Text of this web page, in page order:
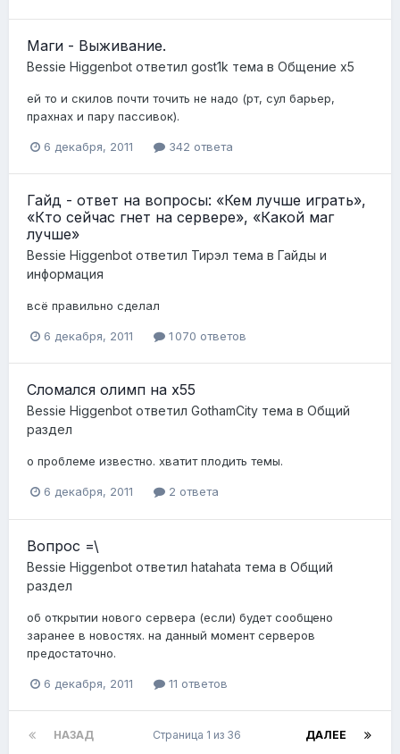
Маги - Выживание.
Bessie Higgenbot ответил gost1k тема в Общение x5
ей то и скилов почти точить не надо (рт, сул барьер,
прахнах и пару пассивок).
6 декабря, 2011 342 ответа
Гайд - ответ на вопросы: «Кем лучше играть»,
«Кто сейчас гнет на сервере», «Какой маг
лучше»
Bessie Higgenbot ответил Тирэл тема в Гайды и
информация
всё правильно сделал
6 декабря, 2011 1 070 ответов
Сломался олимп на х55
Bessie Higgenbot ответил GothamCity тема в Общий
раздел
о проблеме известно. хватит плодить темы.
6 декабря, 2011 2 ответа
Вопрос =\
Bessie Higgenbot ответил hatahata тема в Общий
раздел
об открытии нового сервера (если) будет сообщено
заранее в новостях. на данный момент серверов
предостаточно.
6 декабря, 2011 11 ответов
НАЗАД ДАЛЕЕ
Страница 1 из 36